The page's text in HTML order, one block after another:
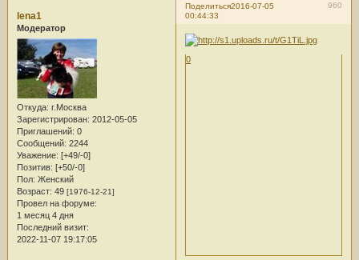
Поделиться 960
2016-07-05
00:44:33
lena1
Модератор
Откуда: г.Москва
Зарегистрирован: 2012-05-05
Приглашений: 0
Сообщений: 2244
Уважение: [+49/-0]
Позитив: [+50/-0]
Пол: Женский
Возраст: 49 [1976-12-21]
Провел на форуме:
1 месяц 4 дня
Последний визит:
2022-11-07 19:17:05
0